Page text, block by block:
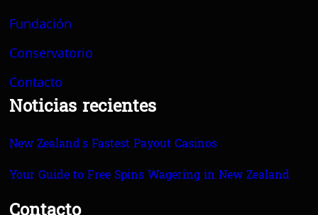
Fundación
Conservatorio
Contacto
Noticias recientes
New Zealand’s Fastest Payout Casinos
Your Guide to Free Spins Wagering in New Zealand